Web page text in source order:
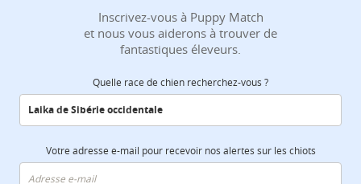
Inscrivez-vous à Puppy Match
et nous vous aiderons à trouver de
fantastiques éleveurs.
Quelle race de chien recherchez-vous ?
Votre adresse e-mail pour recevoir nos alertes sur les chiots